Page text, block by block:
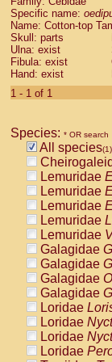
Cebidae
Cebidae
Cebidae
Cebidae
Cebidae
Cebidae
Cebidae
Cebidae
Cebidae
Cebidae
Cebidae
Cebidae
Atelidae
Atelidae
Atelidae
Atelidae
Atelidae
Atelidae
Atelidae
Atelidae
Atelidae
Atelidae
Pitheciidae
Specific name:
Name: Cotton-top
Skull: parts
Ulna: exist
Fibula: exist
Hand: exist
1 - 1 of 1
Species: * OR search
All species(1)
Lemuridae
Lemuridae
Lemuridae
Lemuridae
Lemuridae
Galagidae
Galagidae
Galagidae
Galagidae
Loridae
Loridae
Loridae
Loridae